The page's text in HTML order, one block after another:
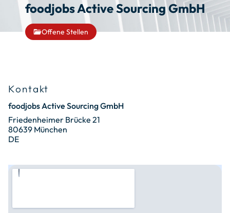
foodjobs Active Sourcing GmbH
Offene Stellen
Kontakt
foodjobs Active Sourcing GmbH
Friedenheimer Brücke 21
80639 München
DE